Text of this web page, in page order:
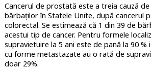
Cancerul de prostată este a treia cauză
bărbaților în Statele Unite, după cancerul
colorectal. Se estimează că 1 din 39 de
acestui tip de cancer. Pentru formele
supravietuire la 5 ani este de pană la 90 %
cu forme metastazate au o rată de
doar 29%.